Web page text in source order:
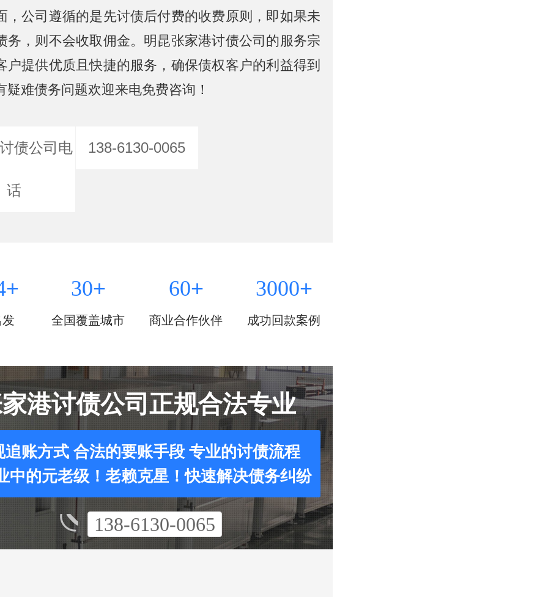
，公司遵循的是先讨债后付费的收费原则，即如果未
务，则不会收取佣金。明昆张家港讨债公司的服务宗
户提供优质且快捷的服务，确保债权客户的利益得到
疑难债务问题欢迎来电免费咨询！
债公司电
话
138-6130-0065
+
发
30+
全国覆盖城市
60+
商业合作伙伴
3000+
成功回款案例
港讨债公司正规合法专业
追账方式 合法的要账手段 专业的讨债流程
中的元老级！老赖克星！快速解决债务纠纷
138-6130-0065